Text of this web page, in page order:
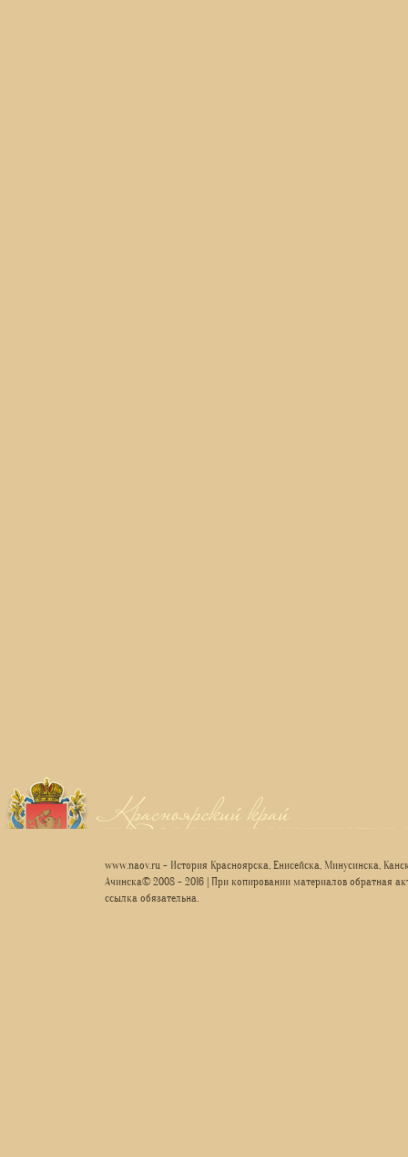
www.naov.ru - История Красноярска, Енисейска, Минусинска,
Ачинска© 2008 - 2016 | При копировании материалов обратная
ссылка обязательна.